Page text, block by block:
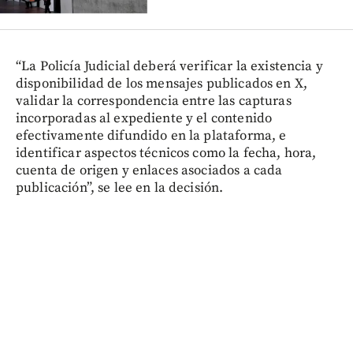
“La Policía Judicial deberá verificar la existencia y
disponibilidad de los mensajes publicados en X,
validar la correspondencia entre las capturas
incorporadas al expediente y el contenido
efectivamente difundido en la plataforma, e
identificar aspectos técnicos como la fecha, hora,
cuenta de origen y enlaces asociados a cada
publicación”, se lee en la decisión.